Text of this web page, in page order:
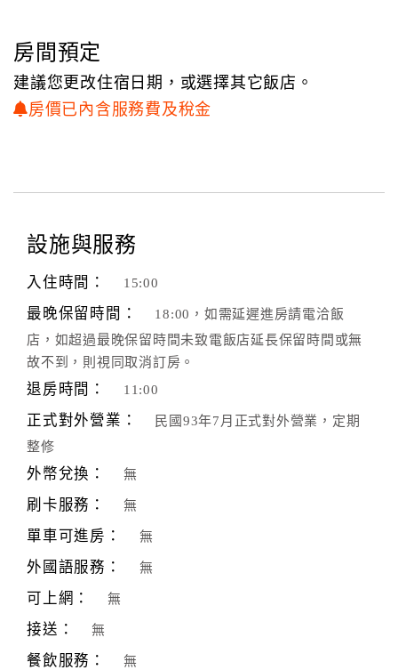
地
圖
顧
顧
客
滿
度
訂
管
理
會
員
戶
客
服
房間預定
建議您更改住宿日期，或選擇其它飯店。
房價已內含服務費及稅金
設施與服務
入住時間： 15:00
最晚保留時間：
18:00，如需延遲進房請電洽飯
店，如超過最晚保留時間未致電飯店延長保留時間或無
故不到，則視同取消訂房。
退房時間： 11:00
正式對外營業：
民國93年7月正式對外營業，定期
整修
外幣兌換： 無
刷卡服務： 無
單車可進房： 無
外國語服務： 無
可上網： 無
接送： 無
餐飲服務： 無